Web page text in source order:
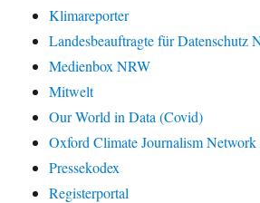
Klimareporter
Landesbeauftragte für Datenschutz
Medienbox NRW
Mitwelt
Our World in Data (Covid)
Oxford Climate Journalism Network
Pressekodex
Registerportal